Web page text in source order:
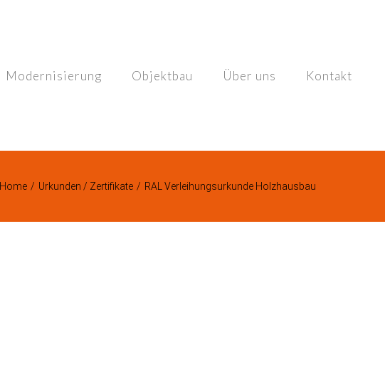
Modernisierung Objektbau Über uns Kontakt
Home / Urkunden / Zertifikate / RAL Verleihungsurkunde Holzhausbau